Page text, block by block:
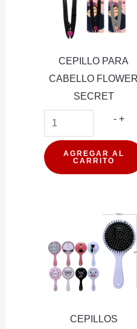
CEPILLO PARA
CABELLO FLOWER
SECRET
- +
AGREGAR AL
CARRITO
CEPILLOS